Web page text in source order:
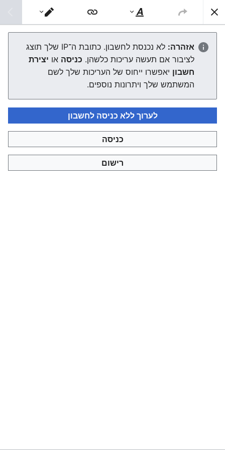
צפונות ויקי
עט סופר
העורך ייטען עכשיו. אם ההודעה הזאת עדיין מוצגת לאחר כמה
שניות, אפשרלטעון את הדף מחדש.
מדיניות פרטיות תצוגת מחשבים
סגנוּן
טקסט
מעבר
עורך
אזהרה:
לא נכנסת לחשבון. כתובת ה־IP שלך תוצג
לציבור אם תעשה עריכות כלשהן. כניסה או יצירת
חשבון יאפשרו ייחוס של העריכות שלך לשם
המשתמש שלך ויתרונות נוספים.
לערוך ללא כניסה לחשבון
כניסה
רישום